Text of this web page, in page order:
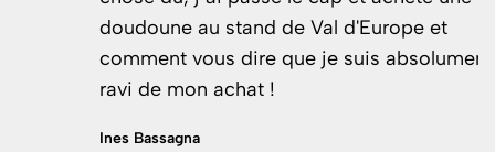
doudoune au stand de Val d'Europe et
comment vous dire que je suis absolument
ravi de mon achat !
Ines Bassagna